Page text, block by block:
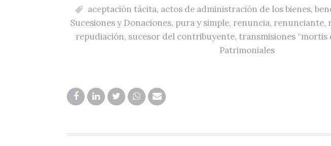
aceptación tácita, actos de administración de los bienes,
Sucesiones y Donaciones, pura y simple, renuncia, renunciante,
repudiación, sucesor del contribuyente, transmisiones “mortis
Patrimoniales